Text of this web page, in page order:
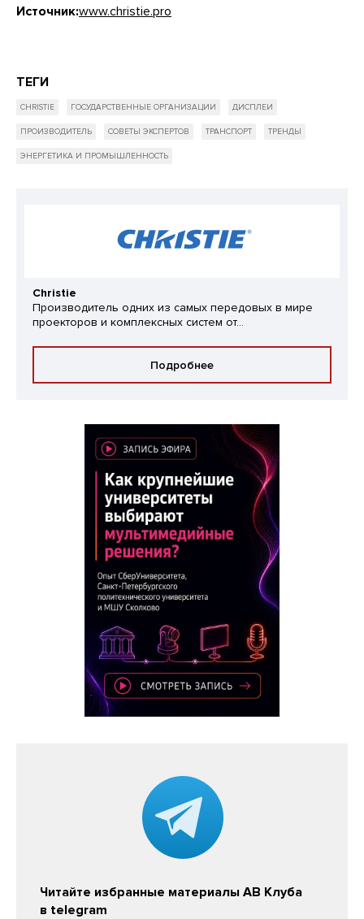
Источник:www.christie.pro
ТЕГИ
CHRISTIE ГОСУДАРСТВЕННЫЕ ОРГАНИЗАЦИИ ДИСПЛЕИ
ПРОИЗВОДИТЕЛЬ СОВЕТЫ ЭКСПЕРТОВ ТРАНСПОРТ ТРЕНДЫ
ЭНЕРГЕТИКА И ПРОМЫШЛЕННОСТЬ
Christie
Производитель одних из самых передовых в мире
проекторов и комплексных систем от...
Подробнее
Читайте избранные материалы АВ Клуба
в telegram